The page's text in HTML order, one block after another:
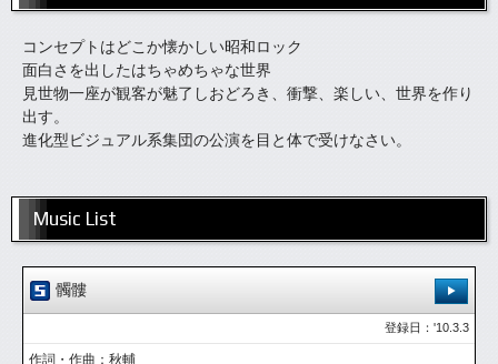
コンセプトはどこか懐かしい昭和ロック
面白さを出したはちゃめちゃな世界
見世物一座が観客が魅了しおどろき、衝撃、楽しい、世界を作り
出す。
進化型ビジュアル系集団の公演を目と体で受けなさい。
Music List
髑髏
登録日：'10.3.3
作詞・作曲：秋輔